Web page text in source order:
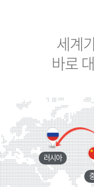
세계
바로
러시아